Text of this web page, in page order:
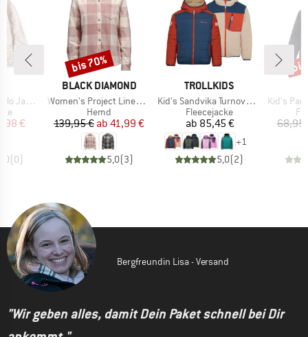
Jacket
Preis
€
(0)
MARKE
BLACK DIAMOND
Artikel
Women's Project Lined Flannel
Produktgruppe
Hemd
Preis
139,95 € reduzierter Preis
ab 41,99 €
5,0(3)
Rabatt
bis 70%
MARKE
TROLLKIDS
Artikel
Kid's Sandvika Turnover Jacket
Produktgruppe
Fleecejacke
Preis
ab 85,45 €
+1
5,0(2)
Artikel
Kid's Panda
68,95
Bergfreundin Lisa - Versand
"Wir geben alles, damit Dein Paket schnell bei Dir